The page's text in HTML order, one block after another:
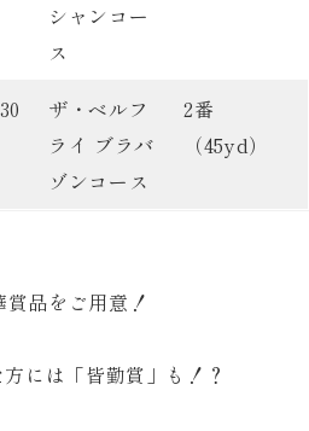
シャンコー
ス
ザ・ベルフ
ライ ブラバ
ゾンコース
2番
（45yd）
賞品をご用意！
には「皆勤賞」も！ ？